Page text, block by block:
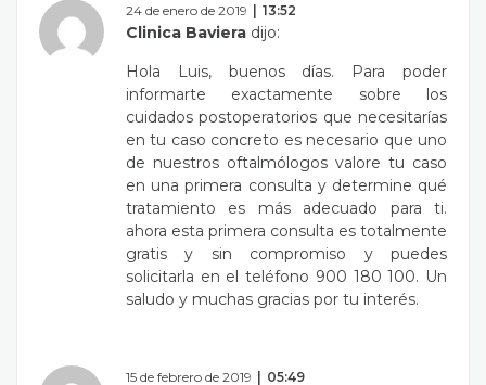
24 de enero de 2019 13:52
Clinica Baviera dijo:
Hola Luis, buenos días. Para poder
informarte exactamente sobre los
cuidados postoperatorios que necesitarías
en tu caso concreto es necesario que uno
de nuestros oftalmólogos valore tu caso
en una primera consulta y determine qué
tratamiento es más adecuado para ti.
ahora esta primera consulta es totalmente
gratis y sin compromiso y puedes
solicitarla en el teléfono 900 180 100. Un
saludo y muchas gracias por tu interés.
15 de febrero de 2019 05:49